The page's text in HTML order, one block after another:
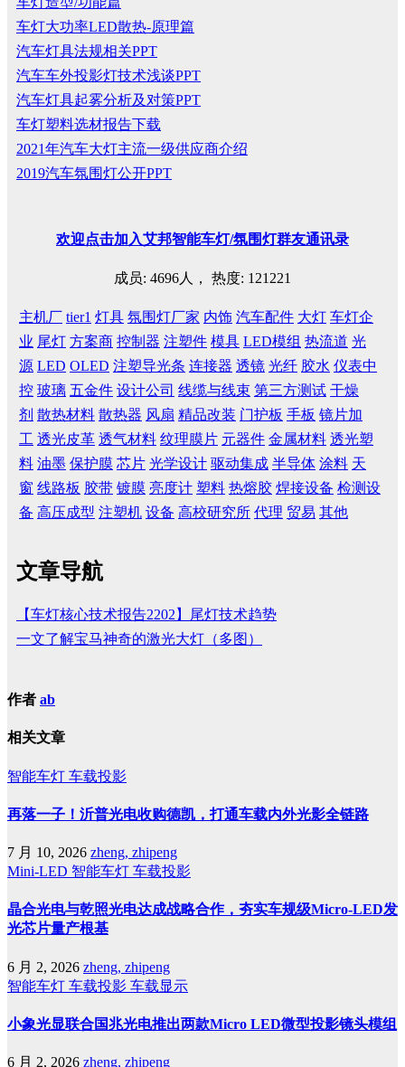
车灯大功率LED散热-原理篇
汽车灯具法规相关PPT
汽车车外投影灯技术浅谈PPT
汽车灯具起雾分析及对策PPT
车灯塑料选材报告下载
2021年汽车大灯主流一级供应商介绍
2019汽车氛围灯公开PPT
欢迎点击加入艾邦智能车灯/氛围灯群友通讯录
成员: 4696人， 热度: 121221
主机厂 tier1 灯具 氛围灯厂家 内饰 汽车配件 大灯 车灯企
业 尾灯 方案商 控制器 注塑件 模具 LED模组 热流道 光
源 LED OLED 注塑导光条 连接器 透镜 光纤 胶水 仪表中
控 玻璃 五金件 设计公司 线缆与线束 第三方测试 干燥
剂 散热材料 散热器 风扇 精品改装 门护板 手板 镜片加
工 透光皮革 透气材料 纹理膜片 元器件 金属材料 透光塑
料 油墨 保护膜 芯片 光学设计 驱动集成 半导体 涂料 天
窗 线路板 胶带 镀膜 亮度计 塑料 热熔胶 焊接设备 检测设
备 高压成型 注塑机 设备 高校研究所 代理 贸易 其他
文章导航
【车灯核心技术报告2202】尾灯技术趋势
一文了解宝马神奇的激光大灯（多图）
作者 ab
相关文章
智能车灯 车载投影
再落一子！沂普光电收购德凯，打通车载内外光影全链路
7 月 10, 2026 zheng, zhipeng
Mini-LED 智能车灯 车载投影
晶合光电与乾照光电达成战略合作，夯实车规级Micro-LED发
光芯片量产根基
6 月 2, 2026 zheng, zhipeng
智能车灯 车载投影 车载显示
小象光显联合国兆光电推出两款Micro LED微型投影镜头模组
6 月 2, 2026 zheng, zhipeng